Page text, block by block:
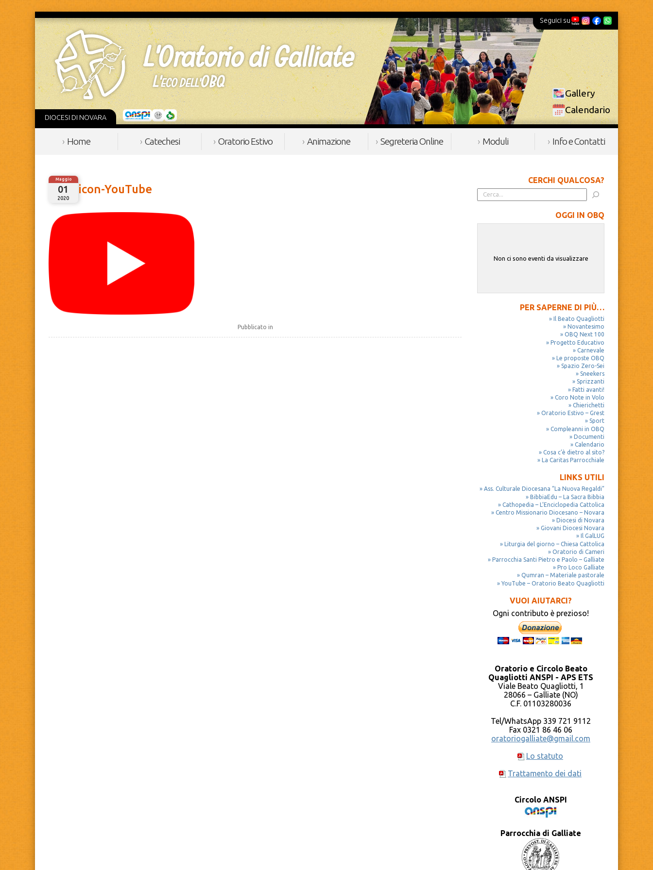
Seguici su
DIOCESI DI NOVARA
Gallery
Calendario
Home Catechesi Oratorio Estivo Animazione Segreteria Online Moduli Info e Contatti
Maggio
01
2020
icon-YouTube
Pubblicato in
CERCHI QUALCOSA?
OGGI IN OBQ
Non ci sono eventi da visualizzare
PER SAPERNE DI PIÙ…
Il Beato Quagliotti
Novantesimo
OBQ Next 100
Progetto Educativo
Carnevale
Le proposte OBQ
Spazio Zero-Sei
Sneekers
Sprizzanti
Fatti avanti!
Coro Note in Volo
Chierichetti
Oratorio Estivo – Grest
Sport
Compleanni in OBQ
Documenti
Calendario
Cosa c’è dietro al sito?
La Caritas Parrocchiale
LINKS UTILI
Ass. Culturale Diocesana “La Nuova Regaldi”
BibbiaEdu – La Sacra Bibbia
Cathopedia – L’Enciclopedia Cattolica
Centro Missionario Diocesano – Novara
Diocesi di Novara
Giovani Diocesi Novara
Il GalLUG
Liturgia del giorno – Chiesa Cattolica
Oratorio di Cameri
Parrocchia Santi Pietro e Paolo – Galliate
Pro Loco Galliate
Qumran – Materiale pastorale
YouTube – Oratorio Beato Quagliotti
VUOI AIUTARCI?
Ogni contributo è prezioso!
Oratorio e Circolo Beato
Quagliotti ANSPI - APS ETS
Viale Beato Quagliotti, 1
28066 – Galliate (NO)
C.F. 01103280036
Tel/WhatsApp 339 721 9112
Fax 0321 86 46 06
oratoriogalliate@gmail.com
Lo statuto
Trattamento dei dati
Circolo ANSPI
Parrocchia di Galliate